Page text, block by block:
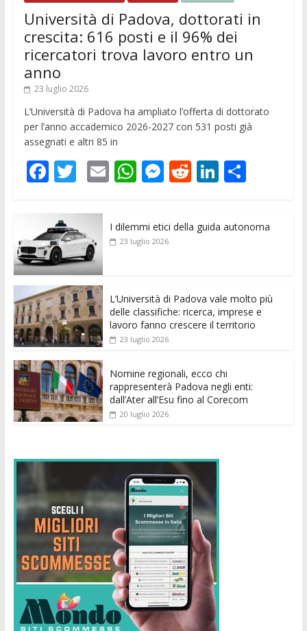
Università di Padova, dottorati in
crescita: 616 posti e il 96% dei
ricercatori trova lavoro entro un
anno
23 luglio 2026
L’Università di Padova ha ampliato l’offerta di dottorato
per l’anno accademico 2026-2027 con 531 posti già
assegnati e altri 85 in
F
e
b
o
o
k
T
itt
er
E
ai
l
W
s
p
M
ss
e
er
R
di
Li
e
C
di
I dilemmi etici della guida autonoma
23 luglio 2026
L’Università di Padova vale molto più
delle classifiche: ricerca, imprese e
lavoro fanno crescere il territorio
23 luglio 2026
Nomine regionali, ecco chi
rappresenterà Padova negli enti:
dall’Ater all’Esu fino al Corecom
20 luglio 2026